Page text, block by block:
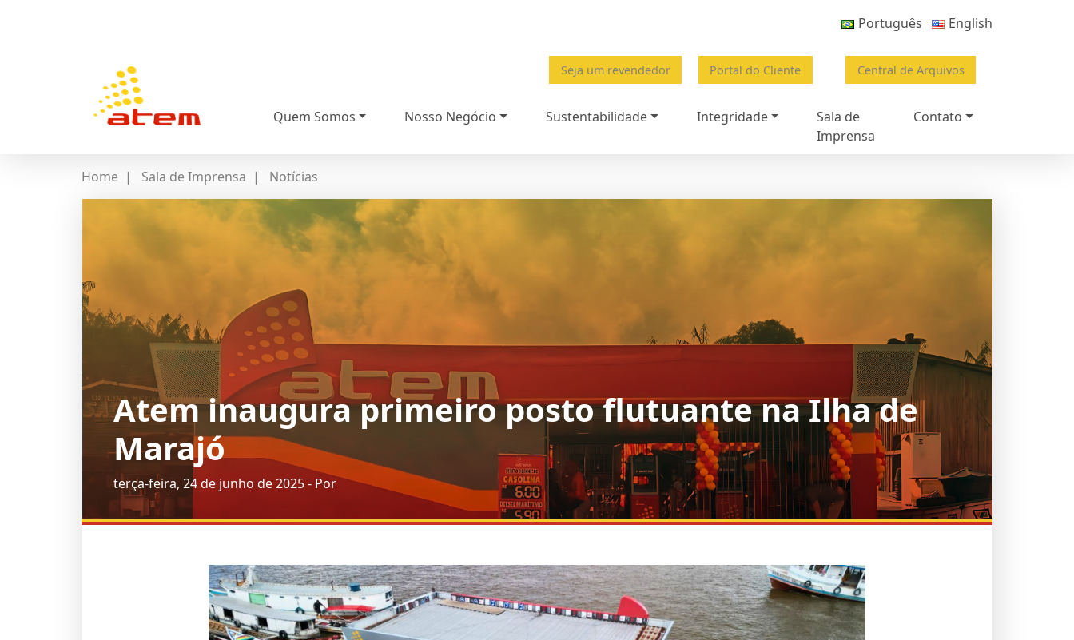
Português English
Seja um revendedor Portal do Cliente Central de Arquivos
Quem Somos Nosso Negócio Sustentabilidade Integridade
Sala de
Imprensa
Contato
Home | Sala de Imprensa | Notícias
Atem inaugura primeiro posto flutuante na Ilha de
Marajó
terça-feira, 24 de junho de 2025 - Por